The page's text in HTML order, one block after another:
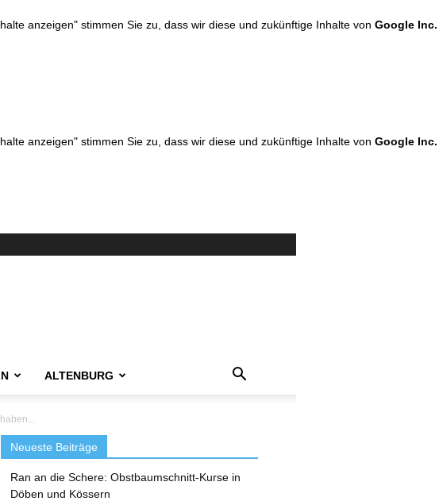
anzeigen" stimmen Sie zu, dass wir diese und zukünftige Inhalte von Google Inc.
anzeigen" stimmen Sie zu, dass wir diese und zukünftige Inhalte von Google Inc.
ALTENBURG
Neueste Beiträge
Ran an die Schere: Obstbaumschnitt-Kurse in
Döben und Kössern